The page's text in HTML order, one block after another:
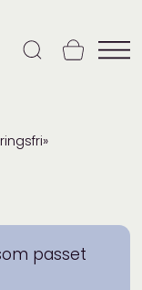
passet